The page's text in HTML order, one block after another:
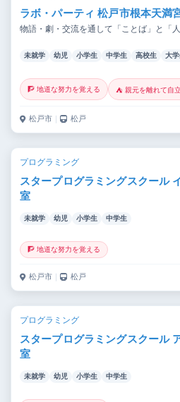
ラボ・パーティ 松戸市根本天満
物語・劇・交流を通して「ことば」と「
未就学 幼児 小学生 中学生 高校生 大
🧗 地道な努力を覚える ⛺ 親元を離れて自
松戸市 ｜ 松戸
プログラミング
スタープログラミングスクール
室
未就学 幼児 小学生 中学生
🧗 地道な努力を覚える
松戸市 ｜ 松戸
プログラミング
スタープログラミングスクール
室
未就学 幼児 小学生 中学生